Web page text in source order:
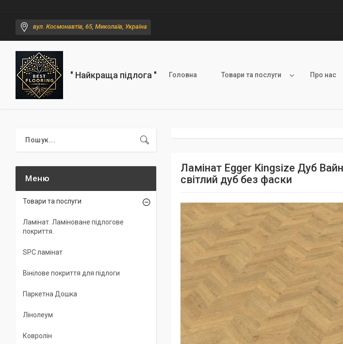
вул. Космонавтів, 65, Миколаїв, Україна
" Найкраща підлога " Головна Товари та послуги Про нас
Ламінат Egger Kingsize Дуб
світлий дуб без фаски
Товари та послуги
Ламінат. Ламіноване підлогове
покриття.
SPC ламінат
Вінілове покриття для підлоги
Паркетна Дошка
Лінолеум
Ковролін